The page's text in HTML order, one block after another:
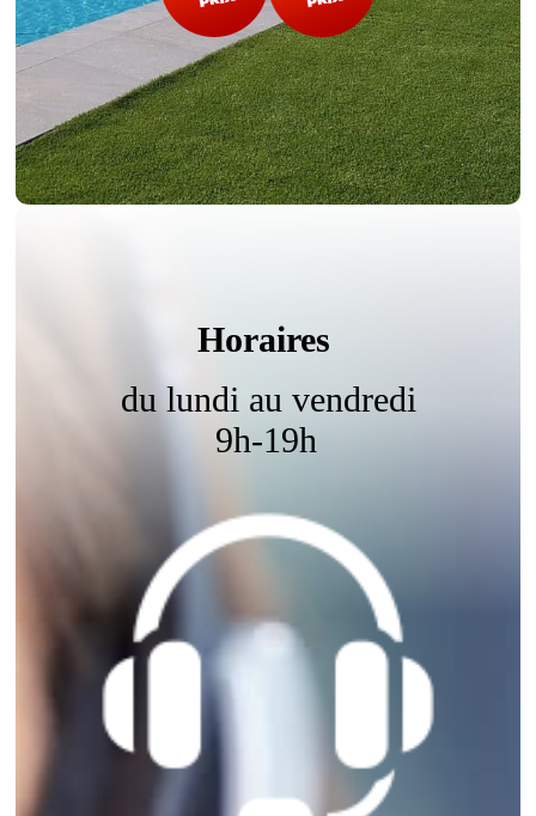
Horaires
du lundi au vendredi
9h-19h